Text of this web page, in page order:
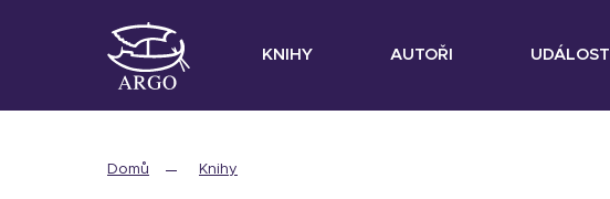
KNIHY AUTOŘI UDÁLOSTI
Domů Knihy